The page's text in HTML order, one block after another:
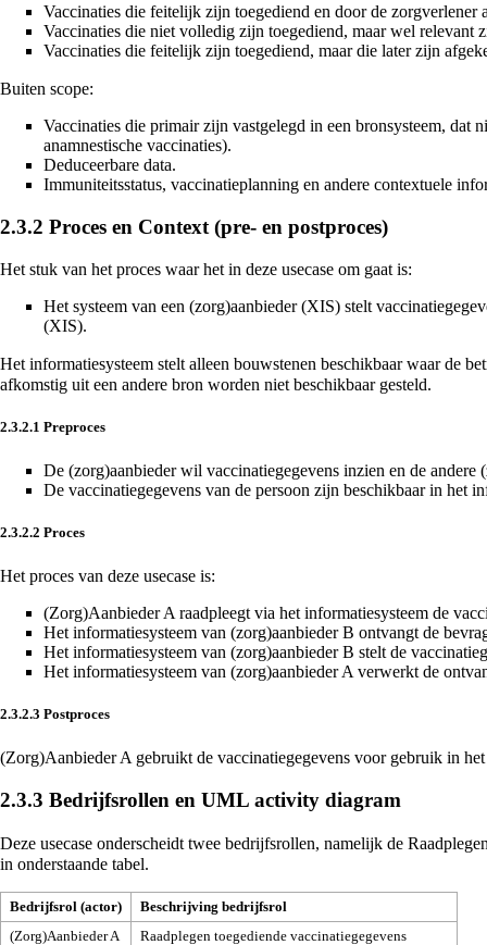
Vaccinaties die feitelijk zijn toegediend en door de
Vaccinaties die niet volledig zijn toegediend, maar wel relevant
Vaccinaties die feitelijk zijn toegediend, maar die later zijn
Buiten scope:
Vaccinaties die primair zijn vastgelegd in een bronsysteem, dat
anamnestische vaccinaties).
Deduceerbare data.
Immuniteitsstatus, vaccinatieplanning en andere contextuele
2.3.2 Proces en Context (pre- en postproces)
Het stuk van het proces waar het in deze usecase om gaat is:
Het systeem van een (zorg)aanbieder (XIS) stelt
(XIS).
Het informatiesysteem stelt alleen bouwstenen beschikbaar waar de
afkomstig uit een andere bron worden niet beschikbaar gesteld.
2.3.2.1 Preproces
De (zorg)aanbieder wil vaccinatiegegevens inzien en de andere
De vaccinatiegegevens van de persoon zijn beschikbaar in het
2.3.2.2 Proces
Het proces van deze usecase is:
(Zorg)Aanbieder A raadpleegt via het informatiesysteem de
Het informatiesysteem van (zorg)aanbieder B ontvangt de
Het informatiesysteem van (zorg)aanbieder B stelt de
Het informatiesysteem van (zorg)aanbieder A verwerkt de
2.3.2.3 Postproces
(Zorg)Aanbieder A gebruikt de vaccinatiegegevens voor gebruik in
2.3.3 Bedrijfsrollen en UML activity diagram
Deze usecase onderscheidt twee bedrijfsrollen, namelijk de
in onderstaande tabel.
Bedrijfsrol (actor)
Beschrijving bedrijfsrol
(Zorg)Aanbieder A
Raadplegen toegediende vaccinatiegegevens